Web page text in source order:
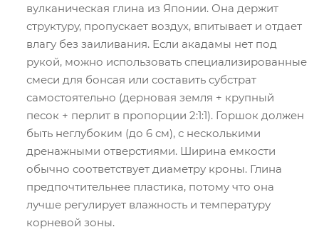
вулканическая глина из Японии. Она держит
структуру, пропускает воздух, впитывает и отдает
влагу без заиливания. Если акадамы нет под
рукой, можно использовать специализированные
смеси для бонсая или составить субстрат
самостоятельно (дерновая земля + крупный
песок + перлит в пропорции 2:1:1). Горшок должен
быть неглубоким (до 6 см), с несколькими
дренажными отверстиями. Ширина емкости
обычно соответствует диаметру кроны. Глина
предпочтительнее пластика, потому что она
лучше регулирует влажность и температуру
корневой зоны.